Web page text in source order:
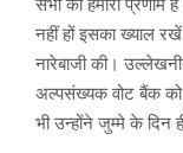
सभी को हमारा
नहीं हों इसका ख्याल
नारेबाजी की।
अल्पसंख्यक वोट बैंक को
भी उन्होंने जुम्मे के दिन